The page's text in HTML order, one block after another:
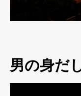
男の身だ